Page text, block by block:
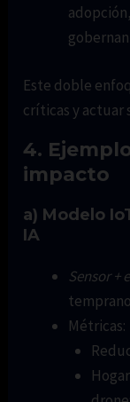
Este doble
críticas y actuar
4.
impacto
a) Modelo
IA
Sensor +
Métricas: